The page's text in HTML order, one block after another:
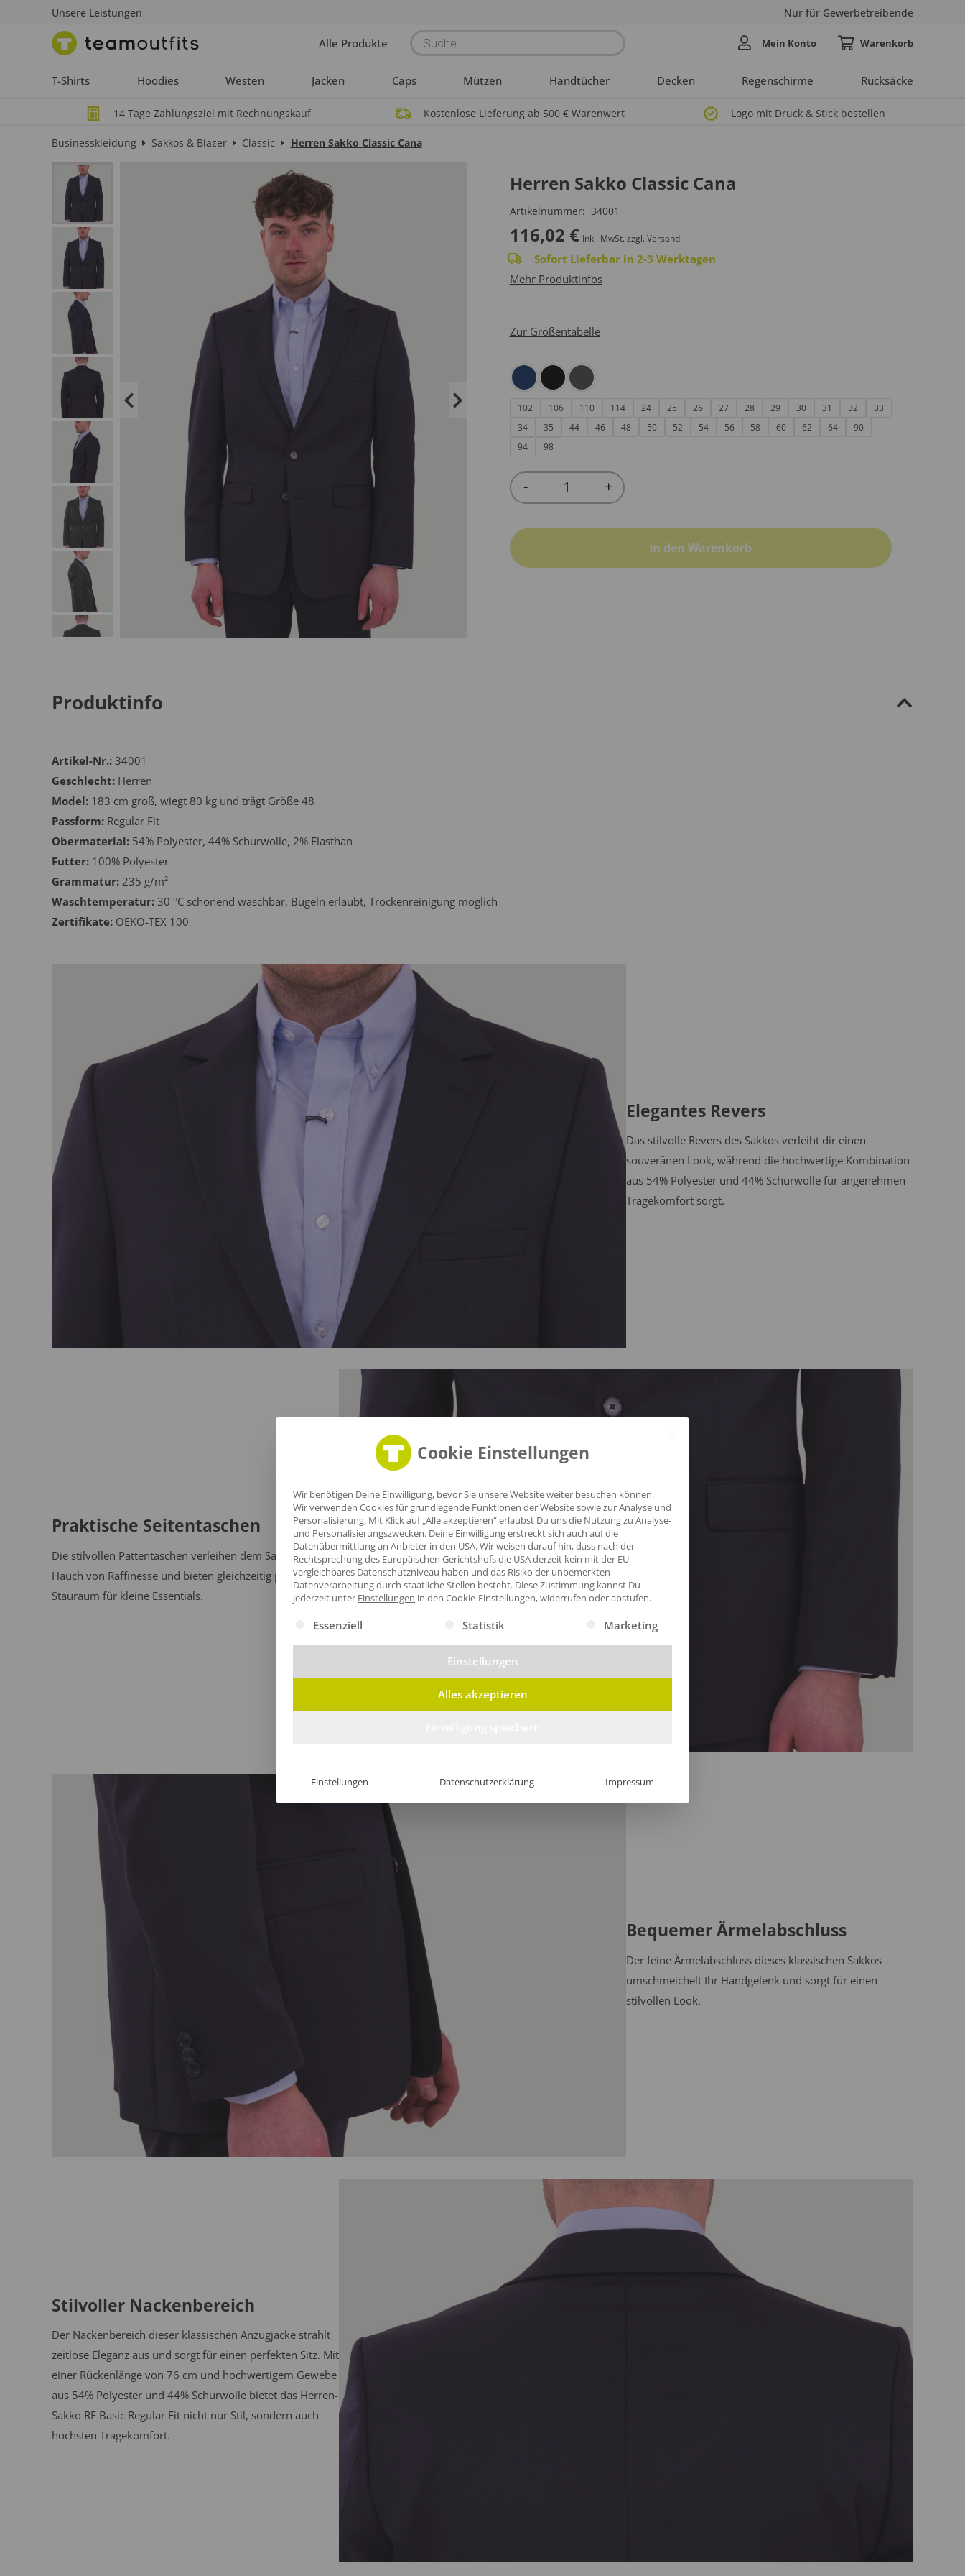
Unsere Leistungen Nur für Gewerbetreibende
Alle Produkte Products
search
T-Shirts Hoodies Westen Jacken Caps Mützen Handtücher Decken Regenschirme Rucksäcke
Mein Konto
14 Tage Zahlungsziel mit Rechnungskauf Kostenlose Lieferung ab 500 € Warenwert Logo mit Druck & Stick bestellen
Businesskleidung Sakkos & Blazer Classic Herren Sakko Classic Cana
Herren Sakko Classic Cana
Artikelnummer: 34001
116,02 € Inkl. MwSt. zzgl. Versand
Sofort Lieferbar in 2-3 Werktagen
Mehr Produktinfos
Zur Größentabelle
102 106 110 114 24 25 26 27 28 29 30 31 32
33
34
35 44 46 48 50 52 54 56 58 60 62 64
90
94
98
Quantity
- +
In den Warenkorb
Produktinfo
Artikel-Nr.: 34001
Geschlecht: Herren
Model: 183 cm groß, wiegt 80 kg und trägt Größe 48
Passform: Regular Fit
Obermaterial: 54% Polyester, 44% Schurwolle, 2% Elasthan
Futter: 100% Polyester
Grammatur: 235 g/m²
Waschtemperatur: 30 °C schonend waschbar, Bügeln erlaubt, Trockenreinigung möglich
Zertifikate: OEKO-TEX 100
Elegantes Revers
Das stilvolle Revers des Sakkos verleiht dir einen
souveränen Look, während die hochwertige Kombination
aus 54% Polyester und 44% Schurwolle für angenehmen
Tragekomfort sorgt.
Praktische Seitentaschen
Die stilvollen Pattentaschen verleihen dem Sakko einen
Hauch von Raffinesse und bieten gleichzeitig praktischen
Stauraum für kleine Essentials.
Bequemer Ärmelabschluss
Der feine Ärmelabschluss dieses klassischen Sakkos
umschmeichelt Ihr Handgelenk und sorgt für einen
stilvollen Look.
Stilvoller Nackenbereich
Der Nackenbereich dieser klassischen Anzugjacke strahlt
zeitlose Eleganz aus und sorgt für einen perfekten Sitz. Mit
einer Rückenlänge von 76 cm und hochwertigem Gewebe
aus 54% Polyester und 44% Schurwolle bietet das Herren-
Sakko RF Basic Regular Fit nicht nur Stil, sondern auch
höchsten Tragekomfort.
Cookie Einstellungen
Wir benötigen Deine Einwilligung, bevor Sie unsere Website weiter besuchen können.
Wir verwenden Cookies für grundlegende Funktionen der Website sowie zur Analyse und
Personalisierung. Mit Klick auf „Alle akzeptieren“ erlaubst Du uns die Nutzung zu Analyse-
und Personalisierungszwecken. Deine Einwilligung erstreckt sich auch auf die
Datenübermittlung an Anbieter in den USA. Wir weisen darauf hin, dass nach der
Rechtsprechung des Europäischen Gerichtshofs die USA derzeit kein mit der EU
vergleichbares Datenschutzniveau haben und das Risiko der unbemerkten
Datenverarbeitung durch staatliche Stellen besteht. Diese Zustimmung kannst Du
jederzeit unter Einstellungen in den Cookie-Einstellungen, widerrufen oder abstufen.
Es folgt eine Liste der Service-Gruppen, für die eine Einwilligung erteilt werden kann. Die erste Service-Gruppe ist essenziell und kann
Essenziell Statistik Marketing
Einstellungen
Alles akzeptieren
Einstellungen Datenschutzerklärung Impressum